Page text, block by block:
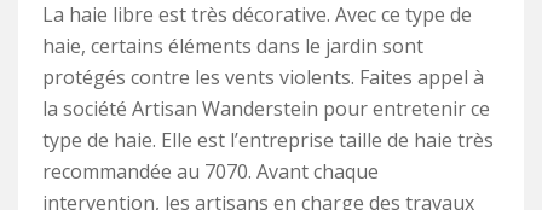
La haie libre est très décorative. Avec ce type de
haie, certains éléments dans le jardin sont
protégés contre les vents violents. Faites appel à
la société Artisan Wanderstein pour entretenir ce
type de haie. Elle est l’entreprise taille de haie très
recommandée au 7070. Avant chaque
intervention, les artisans en charge des travaux